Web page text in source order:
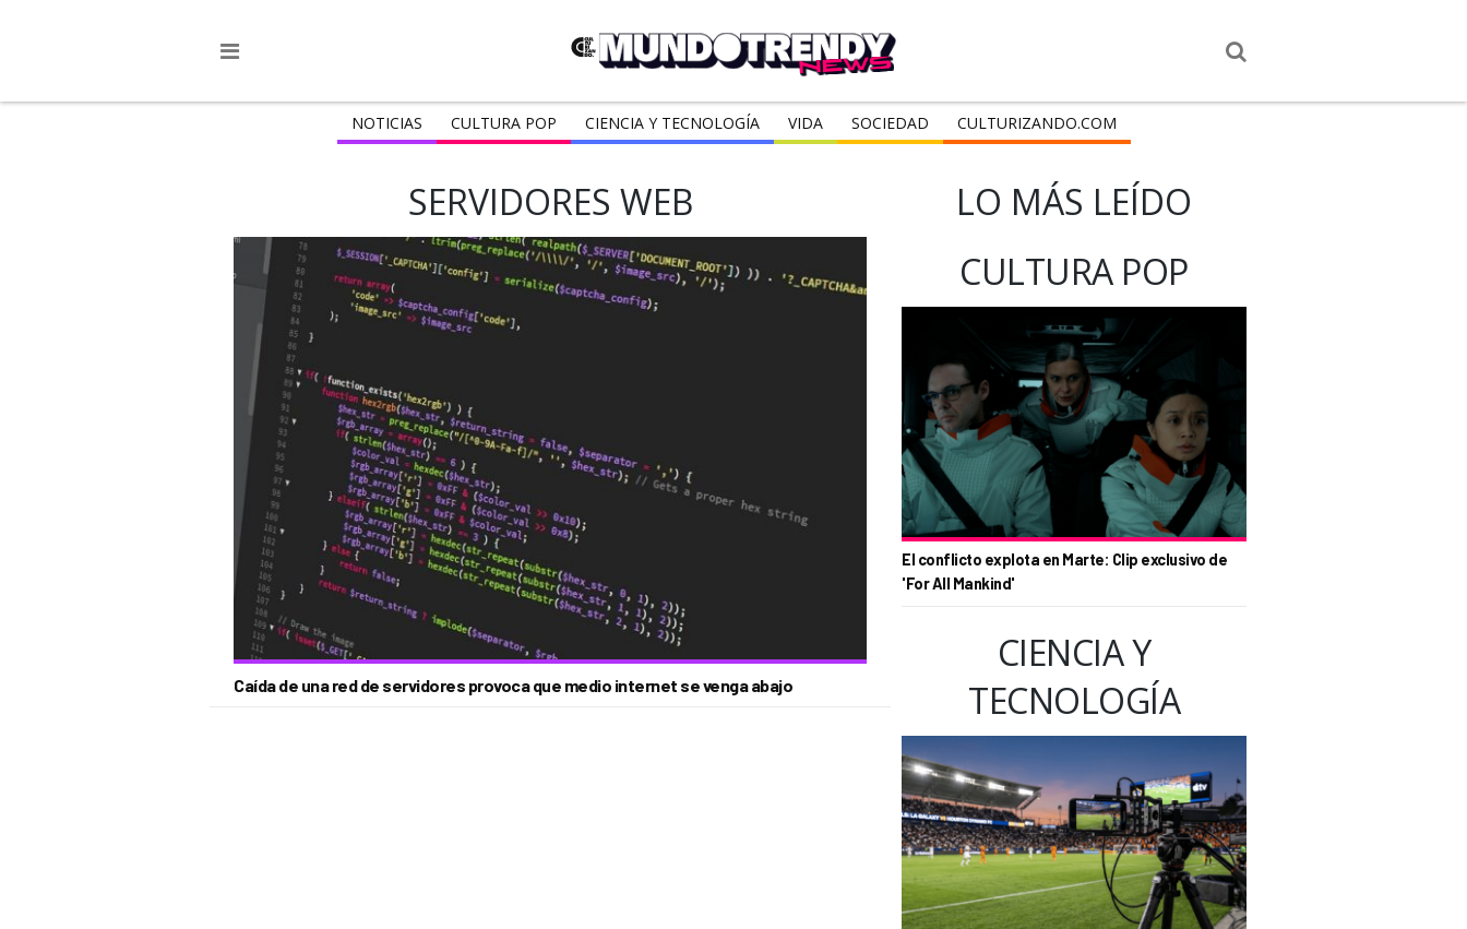
NOTICIAS CULTURA POP CIENCIA Y TECNOLOGÍA VIDA SOCIEDAD CULTURIZANDO.COM
SERVIDORES WEB
Caída de una red de servidores provoca que medio internet se venga abajo
LO MÁS LEÍDO
CULTURA POP
El conflicto explota en Marte: Clip exclusivo de
'For All Mankind'
CIENCIA Y
TECNOLOGÍA